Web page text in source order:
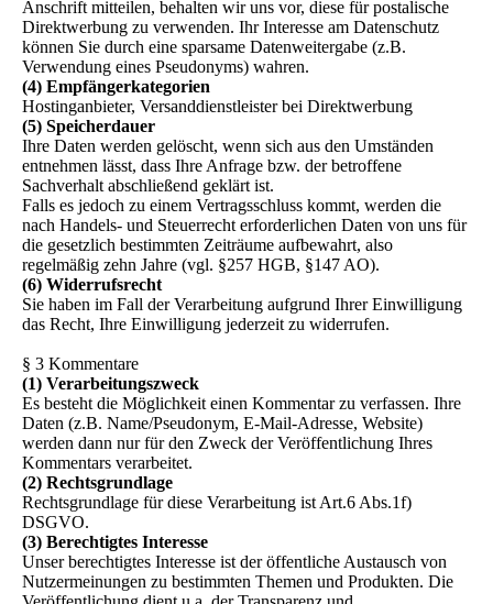
Anschrift mitteilen, behalten wir uns vor, diese für postalische
Direktwerbung zu verwenden. Ihr Interesse am Datenschutz
können Sie durch eine sparsame Datenweitergabe (z.B.
Verwendung eines Pseudonyms) wahren.
(4) Empfängerkategorien
Hostinganbieter, Versanddienstleister bei Direktwerbung
(5) Speicherdauer
Ihre Daten werden gelöscht, wenn sich aus den Umständen
entnehmen lässt, dass Ihre Anfrage bzw. der betroffene
Sachverhalt abschließend geklärt ist.
Falls es jedoch zu einem Vertragsschluss kommt, werden die
nach Handels- und Steuerrecht erforderlichen Daten von uns für
die gesetzlich bestimmten Zeiträume aufbewahrt, also
regelmäßig zehn Jahre (vgl. §257 HGB, §147 AO).
(6) Widerrufsrecht
Sie haben im Fall der Verarbeitung aufgrund Ihrer Einwilligung
das Recht, Ihre Einwilligung jederzeit zu widerrufen.
§ 3 Kommentare
(1) Verarbeitungszweck
Es besteht die Möglichkeit einen Kommentar zu verfassen. Ihre
Daten (z.B. Name/Pseudonym, E-Mail-Adresse, Website)
werden dann nur für den Zweck der Veröffentlichung Ihres
Kommentars verarbeitet.
(2) Rechtsgrundlage
Rechtsgrundlage für diese Verarbeitung ist Art.6 Abs.1f)
DSGVO.
(3) Berechtigtes Interesse
Unser berechtigtes Interesse ist der öffentliche Austausch von
Nutzermeinungen zu bestimmten Themen und Produkten. Die